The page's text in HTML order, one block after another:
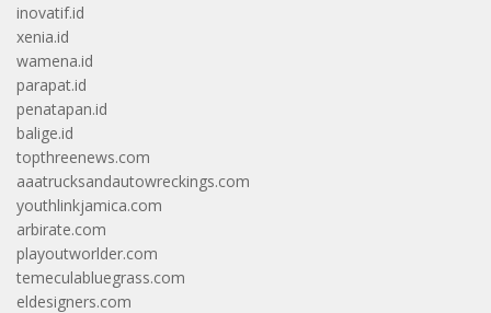
inovatif.id
xenia.id
wamena.id
parapat.id
penatapan.id
balige.id
topthreenews.com
aaatrucksandautowreckings.com
youthlinkjamica.com
arbirate.com
playoutworlder.com
temeculabluegrass.com
eldesigners.com